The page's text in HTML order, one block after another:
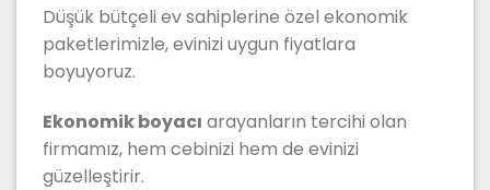
Düşük bütçeli ev sahiplerine özel ekonomik
paketlerimizle, evinizi uygun fiyatlara
boyuyoruz.
Ekonomik boyacı arayanların tercihi olan
firmamız, hem cebinizi hem de evinizi
güzelleştirir.